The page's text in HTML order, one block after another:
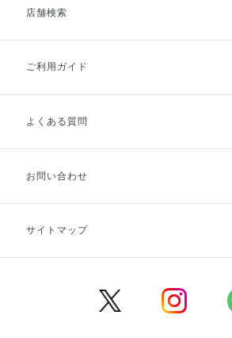
店舗検索
ご利用ガイド
ご利用ガイドトップ
お支払方法
キャンセル・返品・交換
よくある質問
お問い合わせ
サイトマップ